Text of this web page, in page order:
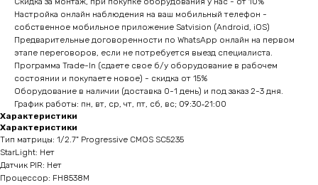
Настройка онлайн наблюдения на ваш мобильный телефон -
собственное мобильное приложение Satvision (Android, iOS)
Предварительные договоренности по WhatsApp онлайн на первом
этапе переговоров, если не потребуется выезд специалиста.
Программа Trade-In (сдаете свое б/у оборудование в рабочем
состоянии и покупаете новое) - скидка от 15%
Оборудование в наличии (доставка 0-1 день) и под заказ 2-3 дня.
График работы: пн, вт, ср, чт, пт, сб, вс; 09:30‑21:00
Характеристики
Характеристики
Тип матрицы: 1/2.7" Progressive CMOS SC5235
StarLight: Нет
Датчик PIR: Нет
Процессор: FH8538M